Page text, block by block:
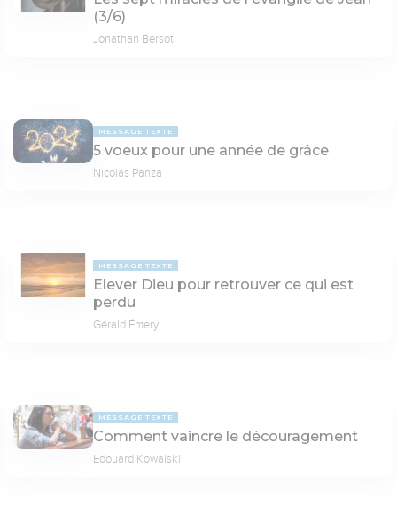
(3/6)
Jonathan Bersot
MESSAGE TEXTE
5 voeux pour une année de grâce
Nicolas Panza
MESSAGE TEXTE
Elever Dieu pour retrouver ce qui est
perdu
Gérald Émery
MESSAGE TEXTE
Comment vaincre le découragement
Edouard Kowalski